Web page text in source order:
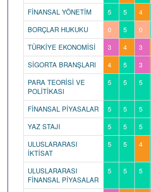
FİNANSAL YÖNETİM 5 5 4
BORÇLAR HUKUKU
0 5 0
TÜRKİYE EKONOMİSİ
3 4 3
SİGORTA BRANŞLARI
4 5 3
PARA TEORİSİ VE
POLİTİKASI
5 5 5
FİNANSAL PİYASALAR 5 5 5
YAZ STAJI
5 5 5
ULUSLARARASI
İKTİSAT
5 5 4
ULUSLARARASI
FİNANSAL PİYASALAR
5 5 5